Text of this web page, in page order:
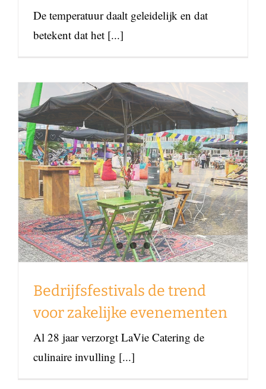
De temperatuur daalt geleidelijk en dat
betekent dat het [...]
Bedrijfsfestivals de trend
voor zakelijke
evenementen
Foodblog
Bedrijfsfestivals de trend
voor zakelijke evenementen
Al 28 jaar verzorgt LaVie Catering de
culinaire invulling [...]